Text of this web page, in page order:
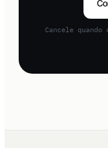
Cancele